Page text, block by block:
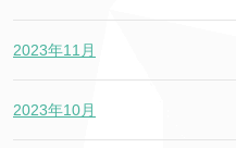
2023年11月
2023年10月